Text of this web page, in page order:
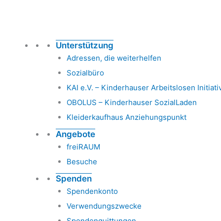
Unterstützung
Adressen, die weiterhelfen
Sozialbüro
KAI e.V. – Kinderhauser Arbeitslosen
OBOLUS – Kinderhauser SozialLaden
Kleiderkaufhaus Anziehungspunkt
Angebote
freiRAUM
Besuche
Spenden
Spendenkonto
Verwendungszwecke